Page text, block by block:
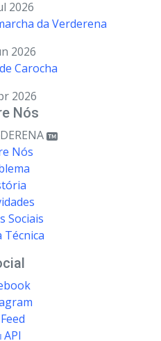
2026
da Verderena
2026
Carocha
2026
Nós
Nós
Sociais
Técnica
API